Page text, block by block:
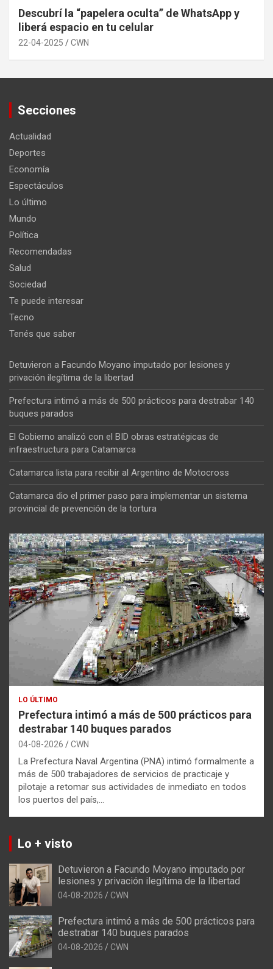
Descubrí la “papelera oculta” de WhatsApp y
liberá espacio en tu celular
22-04-2025 CWN
Secciones
Actualidad
Deportes
Economía
Espectáculos
Lo último
Mundo
Política
Recomendadas
Salud
Sociedad
Te puede interesar
Tecno
Tenés que saber
Detuvieron a Facundo Moyano imputado por lesiones y
privación ilegítima de la libertad
Prefectura intimó a más de 500 prácticos para destrabar 140
buques parados
El Gobierno analizó con el BID obras estratégicas de
infraestructura para Catamarca
Catamarca lista para recibir al Argentino de Motocross
Catamarca dio el primer paso para implementar un sistema
provincial de prevención de la tortura
LO ÚLTIMO
Prefectura intimó a más de 500 prácticos para
destrabar 140 buques parados
04-08-2026 CWN
La Prefectura Naval Argentina (PNA) intimó formalmente a
más de 500 trabajadores de servicios de practicaje y
pilotaje a retomar sus actividades de inmediato en todos
los puertos del país,…
Lo + visto
Detuvieron a Facundo Moyano imputado por
lesiones y privación ilegítima de la libertad
04-08-2026 CWN
Prefectura intimó a más de 500 prácticos para
destrabar 140 buques parados
04-08-2026 CWN